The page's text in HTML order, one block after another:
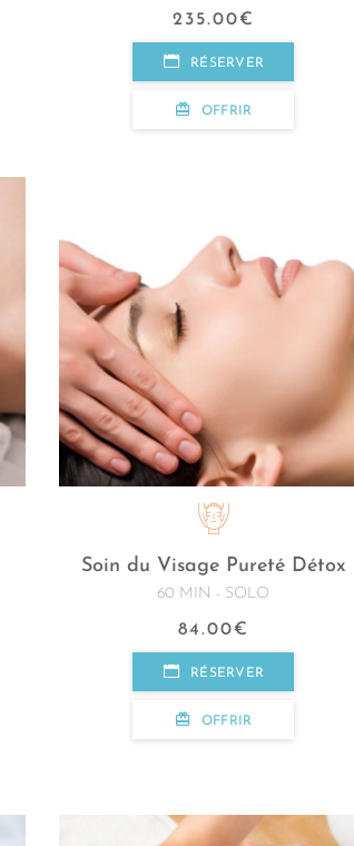
235.00€
RÉSERVER
OFFRIR
Soin du Visage Pureté Détox
60 MIN - SOLO
84.00€
RÉSERVER
OFFRIR